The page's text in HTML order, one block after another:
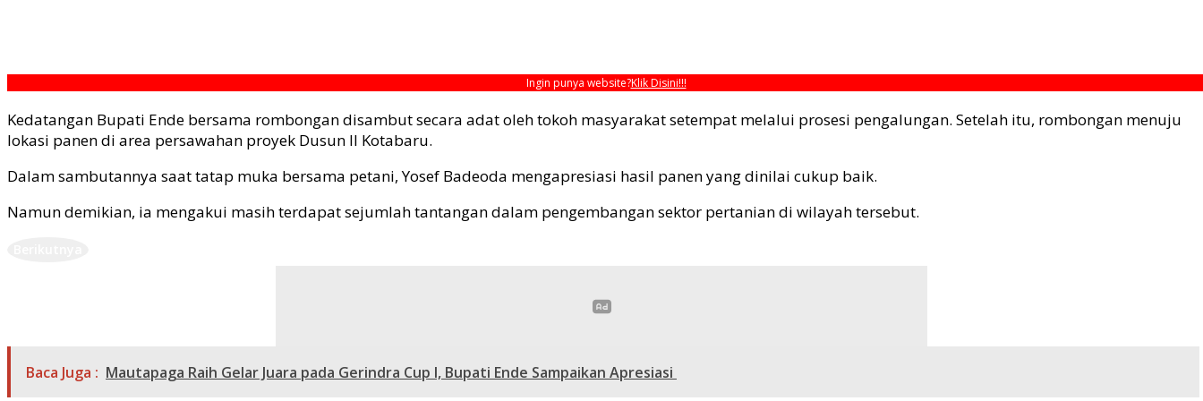
Ingin punya website?Klik Disini!!!
Kedatangan Bupati Ende bersama rombongan disambut secara adat oleh tokoh masyarakat setempat melalui prosesi pengalungan. Setelah itu, rombongan menuju
lokasi panen di area persawahan proyek Dusun II Kotabaru.
Dalam sambutannya saat tatap muka bersama petani, Yosef Badeoda mengapresiasi hasil panen yang dinilai cukup baik.
Namun demikian, ia mengakui masih terdapat sejumlah tantangan dalam pengembangan sektor pertanian di wilayah tersebut.
Baca Juga : Mautapaga Raih Gelar Juara pada Gerindra Cup I, Bupati Ende Sampaikan Apresiasi